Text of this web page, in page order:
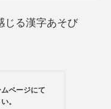
じる漢字あそび
ページにて
。